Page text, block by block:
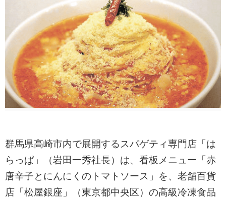
群馬県高崎市内で展開するスパゲティ専門店「は
らっぱ」（岩田一秀社長）は、看板メニュー「赤
唐辛子とにんにくのトマトソース」を、老舗百貨
店「松屋銀座」（東京都中央区）の高級冷凍食品